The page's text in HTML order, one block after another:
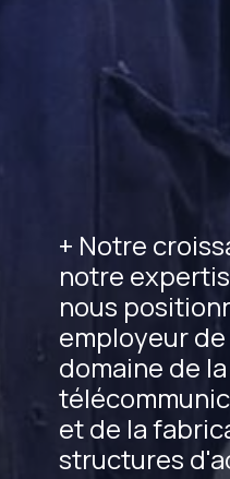
+ Notre
notre
nous
employeur
domaine de la
et de la
structures